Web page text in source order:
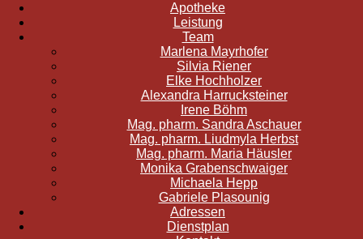
Apotheke
Leistung
Team
Marlena Mayrhofer
Silvia Riener
Elke Hochholzer
Alexandra Harrucksteiner
Irene Böhm
Mag. pharm. Sandra Aschauer
Mag. pharm. Liudmyla Herbst
Mag. pharm. Maria Häusler
Monika Grabenschwaiger
Michaela Hepp
Gabriele Plasounig
Adressen
Dienstplan